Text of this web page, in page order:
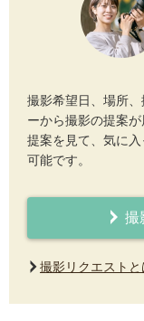
撮影希望日、場所
ーから撮影の提案が
提案を見て、気に
可能です。
撮
撮影リクエストと